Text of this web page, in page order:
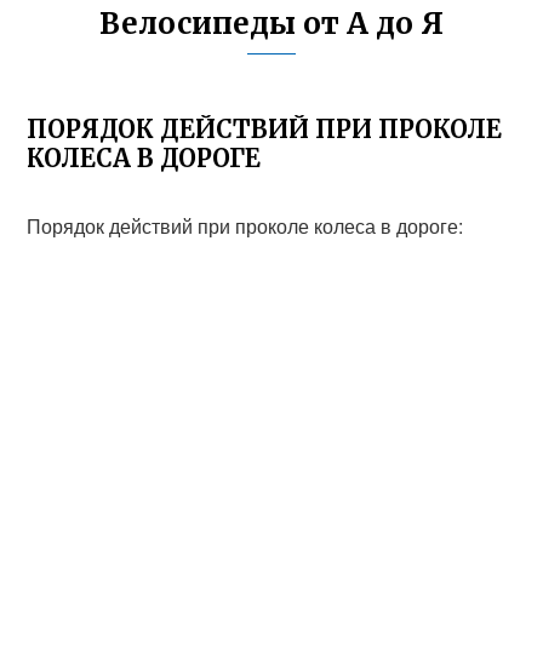
Велосипеды от А до Я
ПОРЯДОК ДЕЙСТВИЙ ПРИ ПРОКОЛЕ
КОЛЕСА В ДОРОГЕ
Порядок действий при проколе колеса в дороге: